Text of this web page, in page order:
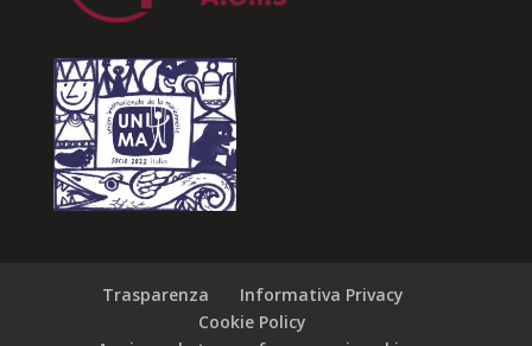
Trasparenza
Informativa Privacy
Cookie Policy